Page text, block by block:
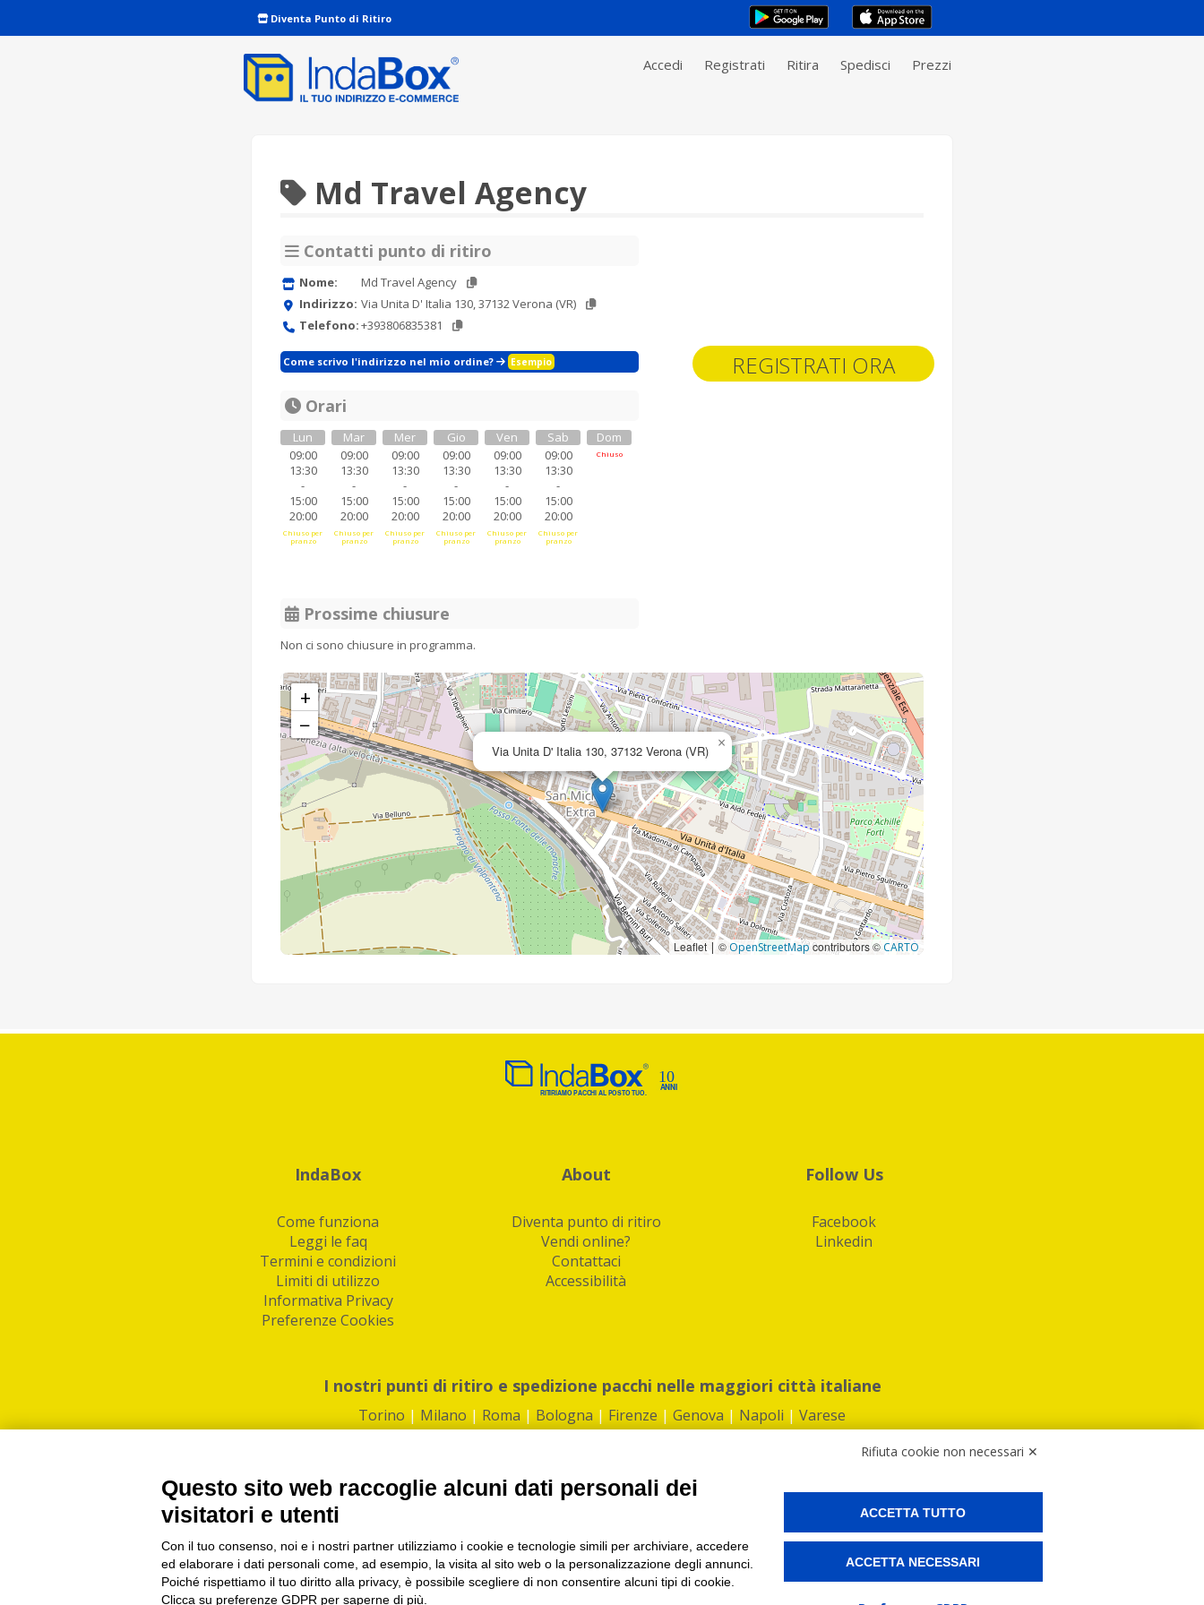
Diventa Punto di Ritiro
Accedi Registrati Ritira Spedisci Prezzi
REGISTRATI ORA
Md Travel Agency
Contatti punto di ritiro
Nome:
Md Travel Agency
Indirizzo: Via Unita D' Italia 130, 37132 Verona (VR)
Telefono:+393806835381
Come scrivo l'indirizzo nel mio ordine? Esempio
Orari
Lun
09:00
13:30
-
15:00
20:00
Chiuso per
pranzo
Mar
09:00
13:30
-
15:00
20:00
Chiuso per
pranzo
Mer
09:00
13:30
-
15:00
20:00
Chiuso per
pranzo
Gio
09:00
13:30
-
15:00
20:00
Chiuso per
pranzo
Ven
09:00
13:30
-
15:00
20:00
Chiuso per
pranzo
Sab
09:00
13:30
-
15:00
20:00
Chiuso per
pranzo
Dom
Chiuso
Prossime chiusure
Non ci sono chiusure in programma.
Via Unita D' Italia 130, 37132 Verona (VR) ×
+
−
Leaflet | © OpenStreetMapcontributors © CARTO
IndaBox
Come funziona
Leggi le faq
Termini e condizioni
Limiti di utilizzo
Informativa Privacy
Preferenze Cookies
About
Diventa punto di ritiro
Vendi online?
Contattaci
Accessibilità
Follow Us
Facebook
Linkedin
I nostri punti di ritiro e spedizione pacchi nelle maggiori città italiane
Torino | Milano | Roma | Bologna | Firenze | Genova | Napoli | Varese
PI/CF/N°Iscr.: 10821360012 | REA: RM 1494760 | Cap.Soc.: 50.000€ |Whistleblowing|Privacy|Preferenze Cookies
IndaBox | Oltre 11.500 punti di ritiro tra Bar, Tabaccai, Edicole e Kipoint per ritirare i tuoi acquisti online e spedire i tuoi pacchi.
Rifiuta cookie non necessari ✕
Questo sito web raccoglie alcuni dati personali dei
visitatori e utenti
Con il tuo consenso, noi e i nostri partner utilizziamo i cookie e tecnologie simili per archiviare, accedere
ed elaborare i dati personali come, ad esempio, la visita al sito web o la personalizzazione degli annunci.
Poiché rispettiamo il tuo diritto alla privacy, è possibile scegliere di non consentire alcuni tipi di cookie.
Clicca su preferenze GDPR per saperne di più.
ACCETTA TUTTO
ACCETTA NECESSARI